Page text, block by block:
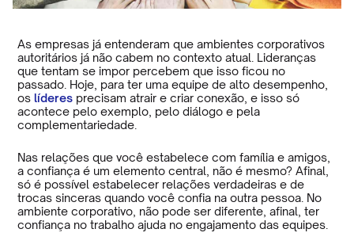
As empresas já entenderam que ambientes corporativos
autoritários já não cabem no contexto atual. Lideranças
que tentam se impor percebem que isso ficou no
passado. Hoje, para ter uma equipe de alto desempenho,
oslíderes precisam atrair e criar conexão, e isso só
acontece pelo exemplo, pelo diálogo e pela
complementariedade.
Nas relações que você estabelece com família e amigos,
a confiança é um elemento central, não é mesmo? Afinal,
só é possível estabelecer relações verdadeiras e de
trocas sinceras quando você confia na outra pessoa. No
ambiente corporativo, não pode ser diferente, afinal, ter
confiança no trabalho ajuda no engajamento das equipes.